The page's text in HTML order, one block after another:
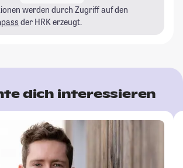
werden durch Zugriff auf den
der HRK erzeugt.
dich interessieren